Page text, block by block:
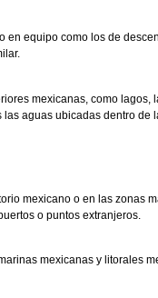
en equipo como los de
mexicanas, como lagos,
las aguas ubicadas dentro de
mexicano o en las zonas
o puntos extranjeros.
mexicanas y litorales